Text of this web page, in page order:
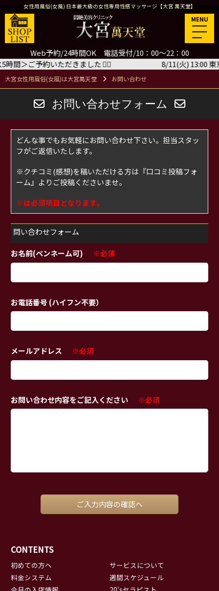
Web予約/24時間OK 電話受付/10：00～22：00
女性用風俗(女風) 日本最大級の女性専用性感マッサージ【大宮 萬天堂】
MENU
大宮女性用風俗(女風)は大宮萬天堂 お問い合わせ
＞ご予約いただきました 🙇‍♂️ 8/11(火) 13:00 東
お問い合わせフォーム
どんな事でもお気軽にお問い合わせ下さい。担当スタッ
フがご返信いたします。
※クチコミ(感想)を稿いただける方は 『口コミ投稿フォ
ーム』 よりご投稿くださいませ。
※は必須項目となります。
問い合わせフォーム
お名前(ペンネーム可) ※必須
お電話番号 (ハイフン不要）
メールアドレス ※必須
お問い合わせ内容をご記入ください ※必須
CONTENTS
初めての方へ
サービスについて
料金システム
週間スケジュール